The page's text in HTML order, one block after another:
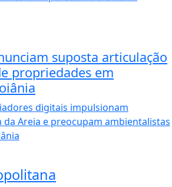
suposta articulação
propriedades em